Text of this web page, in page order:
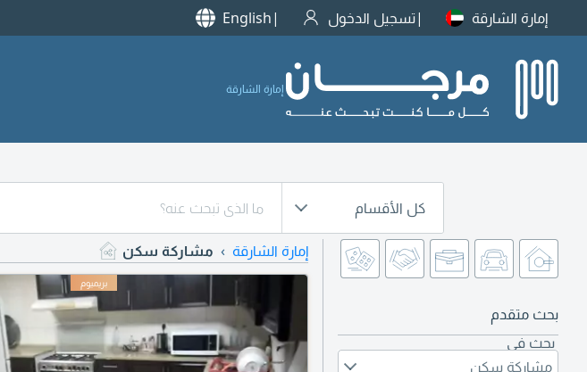
إمارة الشارقة تسجيل الدخول English
إمارة الشارقة
كل الأقسام
بحث متقدم
بحث في
مشاركة سكن
إمارة الشارقة مشاركة سكن